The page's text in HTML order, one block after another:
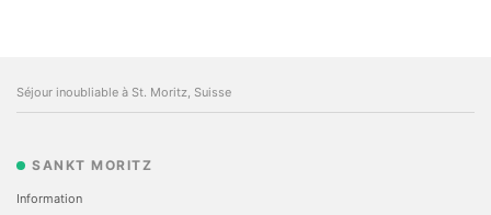
Séjour inoubliable à St. Moritz, Suisse
SANKT MORITZ
Information